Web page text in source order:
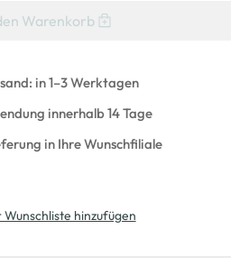
Warenkorb
in 1–3 Werktagen
innerhalb 14 Tage
in Ihre Wunschfiliale
Wunschliste hinzufügen